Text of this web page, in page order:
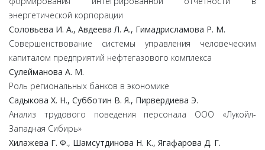
энергетической корпорации
Соловьева И. А., Авдеева Л. А., Гимадрисламова Р. М.
Совершенствование системы управления человеческим
капиталом предприятий нефтегазового комплекса
Сулейманова А. М.
Роль региональных банков в экономике
Садыкова Х. Н., Субботин В. Я., Пирвердиева Э.
Анализ трудового поведения персонала ООО «Лукойл-
Западная Сибирь»
Хилажева Г. Ф., Шамсутдинова Н. К., Ягафарова Д. Г.